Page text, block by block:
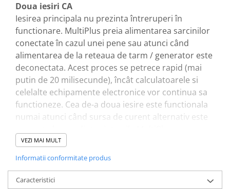
Surse UPS
UPS pentru centrale termice si
sisteme de urgenta - acumulator
extern
UPS Calculatoare si Servere
UPS Trifazat
Stabilizatoare Tensiune
PDUs unitati de distributie a
energiei electrice
Acumulatori UPS
Drumetii / Camping
Accesorii
Frigidere portabile
Doua iesiri CA
Iesirea principala nu prezinta întreruperi în
functionare. MultiPlus preia alimentarea sarcinilor
conectate în cazul unei pene sau atunci când
alimentarea de la reteaua de tarm / generator este
deconectata. Acest proces se petrece rapid (mai
putin de 20 milisecunde), încât calculatoarele si
celelalte echipamente electronice vor continua sa
functioneze. Cea de-a doua iesire este functionala
numai atunci când sursa de curent alternativ este
Consumatorii care nu descarca acumulatorul,
precum un încalzitor de apa, de exemplu, pot fi
disponibila la modelele cu capacitate de 3kVA si
VEZI MAI MULT
Informatii conformitate produs
Caracteristici